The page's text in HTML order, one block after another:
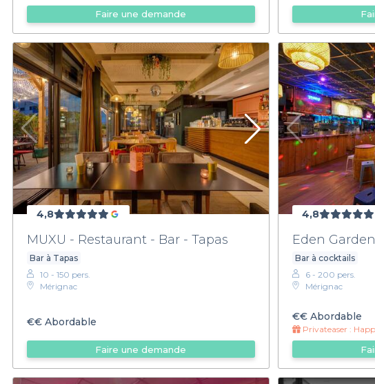
Faire une demande
4,8
MUXU - Restaurant - Bar - Tapas
Bar à Tapas
10 - 150 pers.
Mérignac
€€ Abordable
Faire une demande
4,8
Eden Garden
Bar à cocktails
6 - 200 pers.
Mérignac
€€Abordable
Privateaser :